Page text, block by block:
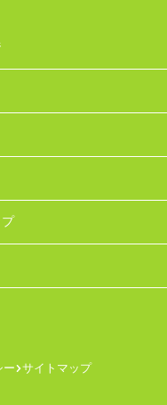
ー サイトマップ